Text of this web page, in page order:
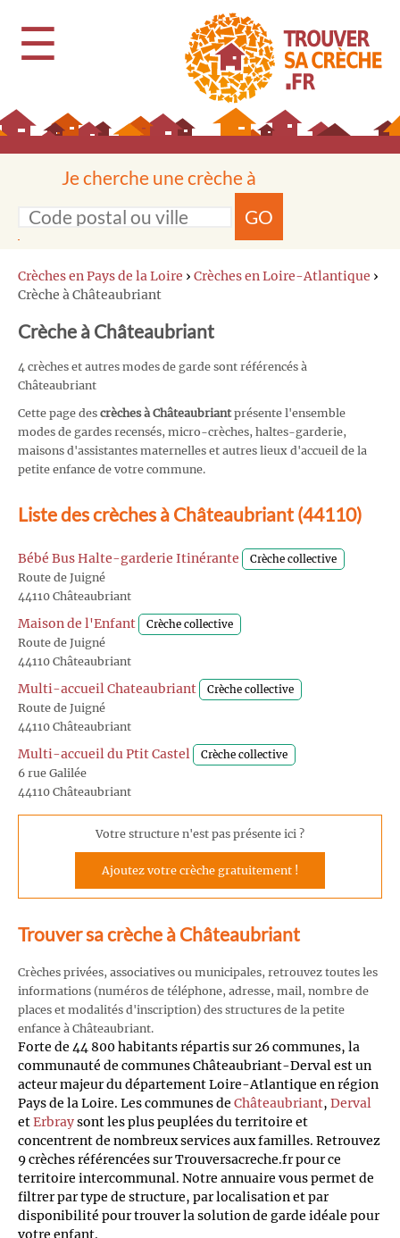
☰
Je cherche une crèche à
GO
Crèches en Pays de la Loire › Crèches en Loire-Atlantique ›
Crèche à Châteaubriant
Crèche à Châteaubriant
4 crèches et autres modes de garde sont référencés à
Châteaubriant
Cette page des crèches à Châteaubriantprésente l'ensemble
modes de gardes recensés, micro-crèches, haltes-garderie,
maisons d'assistantes maternelles et autres lieux d'accueil de la
petite enfance de votre commune.
Liste des crèches à Châteaubriant (44110)
Bébé Bus Halte-garderie Itinérante Crèche collective
Route de Juigné
44110 Châteaubriant
Maison de l'Enfant Crèche collective
Route de Juigné
44110 Châteaubriant
Multi-accueil Chateaubriant Crèche collective
Route de Juigné
44110 Châteaubriant
Multi-accueil du Ptit Castel Crèche collective
6 rue Galilée
44110 Châteaubriant
Votre structure n'est pas présente ici ?
Ajoutez votre crèche gratuitement !
Trouver sa crèche à Châteaubriant
Crèches privées, associatives ou municipales, retrouvez toutes les
informations (numéros de téléphone, adresse, mail, nombre de
places et modalités d'inscription) des structures de la petite
enfance à Châteaubriant.
Forte de 44 800 habitants répartis sur 26 communes, la
communauté de communes Châteaubriant-Derval est un
acteur majeur du département Loire-Atlantique en région
Pays de la Loire. Les communes de Châteaubriant, Derval
etErbraysont les plus peuplées du territoire et
concentrent de nombreux services aux familles. Retrouvez
9 crèches référencées sur Trouversacreche.fr pour ce
territoire intercommunal. Notre annuaire vous permet de
filtrer par type de structure, par localisation et par
disponibilité pour trouver la solution de garde idéale pour
votre enfant.